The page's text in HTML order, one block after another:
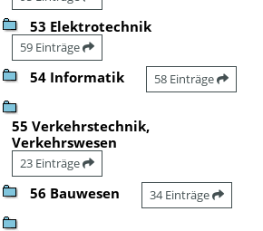
53 Elektrotechnik
59 Einträge
54 Informatik 58 Einträge
55 Verkehrstechnik,
Verkehrswesen
23 Einträge
56 Bauwesen 34 Einträge